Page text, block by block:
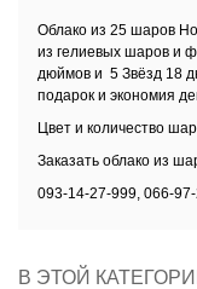
Облако из 25 шаров
из гелиевых шаров и
дюймов и 5 Звёзд 18
подарок и экономия
Цвет и количество
Заказать облако из
093-14-27-999, 066-
В ЭТОЙ